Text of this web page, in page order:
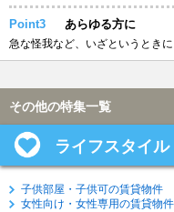
Point3 あらゆる方に
急な怪我など、いざというとき
その他の特集一覧
ライフスタイル
子供部屋・子供可の賃貸物件
女性向け・女性専用の賃貸物件